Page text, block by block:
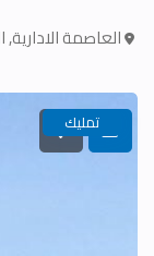
العاصمة الادارية,
تمليك